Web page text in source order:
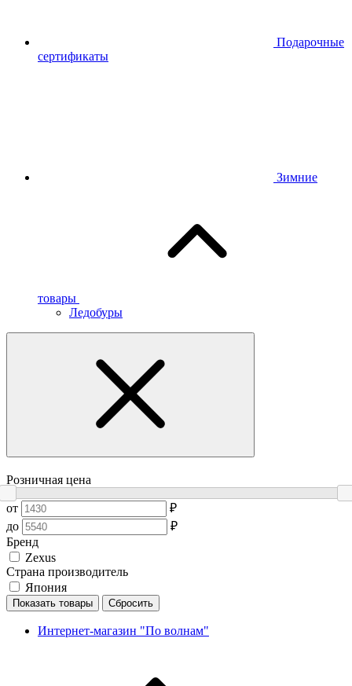
Подарочные
сертификаты
Зимние
товары
Ледобуры
Розничная цена
от
₽
до
₽
Бренд
Zexus
Страна производитель
Япония
Показать товары Сбросить
Интернет-магазин "По волнам"